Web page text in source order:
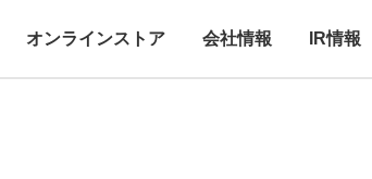
オンラインストア 会社情報 IR情報